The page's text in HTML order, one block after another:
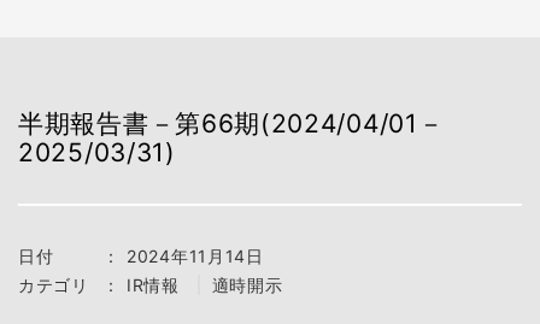
半期報告書－第66期(2024/04/01－
2025/03/31)
日付 ：
2024年11月14日
カテゴリ
： IR情報 適時開示